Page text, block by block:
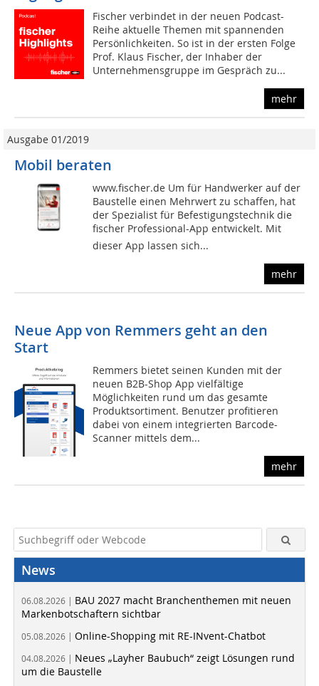
Fischer verbindet in der neuen Podcast-
Reihe aktuelle Themen mit spannenden
Persönlichkeiten. So ist in der ersten Folge
Prof. Klaus Fischer, der Inhaber der
Unternehmensgruppe im Gespräch zu...
mehr
Ausgabe 01/2019
Mobil beraten
www.fischer.de Um für Handwerker auf der
Baustelle einen Mehrwert zu schaffen, hat
der Spezialist für Befestigungstechnik die
fischer Professional-App entwickelt. Mit
dieser App lassen sich...
mehr
Neue App von Remmers geht an den
Start
Remmers bietet seinen Kunden mit der
neuen B2B-Shop App vielfältige
Möglichkeiten rund um das gesamte
Produktsortiment. Benutzer profitieren
dabei von einem integrierten Barcode-
Scanner mittels dem...
mehr
News
06.08.2026 | BAU 2027 macht Branchenthemen mit neuen
Markenbotschaftern sichtbar
05.08.2026 | Online-Shopping mit RE-INvent-Chatbot
04.08.2026 | Neues „Layher Baubuch“ zeigt Lösungen rund
um die Baustelle